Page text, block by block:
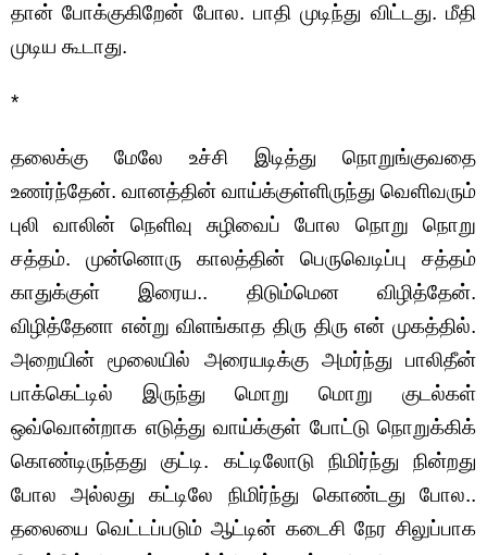
தான் போக்குகிறேன் போல. பாதி முடிந்து விட்டது. மீதி
முடிய கூடாது.
*
தலைக்கு மேலே உச்சி இடித்து நொறுங்குவதை
உணர்ந்தேன். வானத்தின் வாய்க்குள்ளிருந்து வெளிவரும்
புலி வாலின் நெளிவு சுழிவைப் போல நொறு நொறு
சத்தம். முன்னொரு காலத்தின் பெருவெடிப்பு சத்தம்
காதுக்குள் இரைய.. திடும்மென விழித்தேன்.
விழித்தேனா என்று விளங்காத திரு திரு என் முகத்தில்.
அறையின் மூலையில் அரையடிக்கு அமர்ந்து பாலிதீன்
பாக்கெட்டில் இருந்து மொறு மொறு குடல்கள்
ஒவ்வொன்றாக எடுத்து வாய்க்குள் போட்டு நொறுக்கிக்
கொண்டிருந்தது குட்டி. கட்டிலோடு நிமிர்ந்து நின்றது
போல அல்லது கட்டிலே நிமிர்ந்து கொண்டது போல..
தலையை வெட்டப்படும் ஆட்டின் கடைசி நேர சிலுப்பாக